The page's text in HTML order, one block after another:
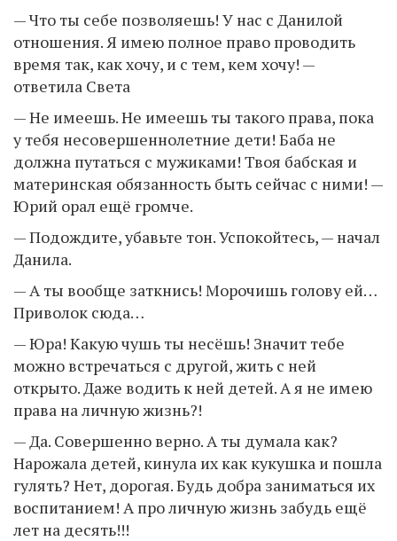
— Что ты себе позволяешь! У нас с Данилой
отношения. Я имею полное право проводить
время так, как хочу, и с тем, кем хочу! —
ответила Света
— Не имеешь. Не имеешь ты такого права, пока
у тебя несовершеннолетние дети! Баба не
должна путаться с мужиками! Твоя бабская и
материнская обязанность быть сейчас с ними! —
Юрий орал ещё громче.
— Подождите, убавьте тон. Успокойтесь, — начал
Данила.
— А ты вообще заткнись! Морочишь голову ей…
Приволок сюда…
— Юра! Какую чушь ты несёшь! Значит тебе
можно встречаться с другой, жить с ней
открыто. Даже водить к ней детей. А я не имею
права на личную жизнь?!
— Да. Совершенно верно. А ты думала как?
Нарожала детей, кинула их как кукушка и пошла
гулять? Нет, дорогая. Будь добра заниматься их
воспитанием! А про личную жизнь забудь ещё
лет на десять!!!